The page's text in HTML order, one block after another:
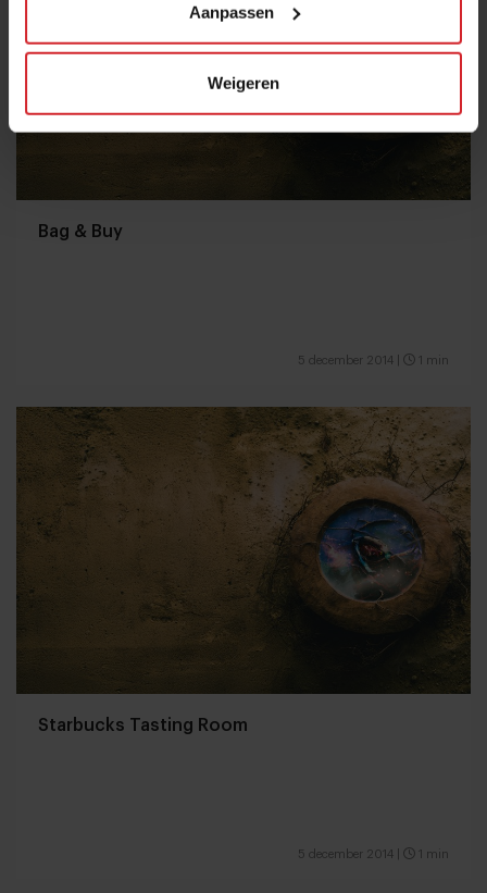
Aanpassen
Weigeren
Bag & Buy
5 december 2014 1 min
Starbucks Tasting Room
5 december 2014 1 min